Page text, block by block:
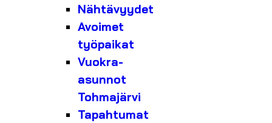
Nähtävyydet
Avoimet
työpaikat
Vuokra-
asunnot
Tohmajärvi
Tapahtumat